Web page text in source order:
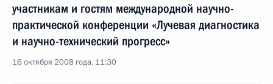
участникам и гостям международной научно-
практической конференции «Лучевая диагностика
и научно-технический прогресс»
16 октября 2008 года, 11:30